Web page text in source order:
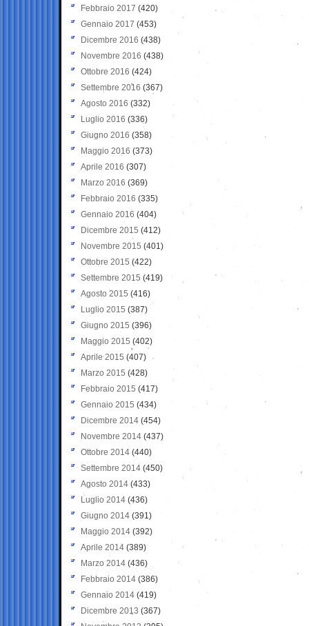
Febbraio 2017 (420)
Gennaio 2017 (453)
Dicembre 2016 (438)
Novembre 2016 (438)
Ottobre 2016 (424)
Settembre 2016 (367)
Agosto 2016 (332)
Luglio 2016 (336)
Giugno 2016 (358)
Maggio 2016 (373)
Aprile 2016 (307)
Marzo 2016 (369)
Febbraio 2016 (335)
Gennaio 2016 (404)
Dicembre 2015 (412)
Novembre 2015 (401)
Ottobre 2015 (422)
Settembre 2015 (419)
Agosto 2015 (416)
Luglio 2015 (387)
Giugno 2015 (396)
Maggio 2015 (402)
Aprile 2015 (407)
Marzo 2015 (428)
Febbraio 2015 (417)
Gennaio 2015 (434)
Dicembre 2014 (454)
Novembre 2014 (437)
Ottobre 2014 (440)
Settembre 2014 (450)
Agosto 2014 (433)
Luglio 2014 (436)
Giugno 2014 (391)
Maggio 2014 (392)
Aprile 2014 (389)
Marzo 2014 (436)
Febbraio 2014 (386)
Gennaio 2014 (419)
Dicembre 2013 (367)